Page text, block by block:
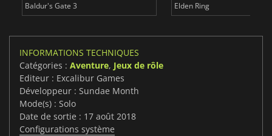
Baldur's Gate 3 Elden Ring
INFORMATIONS TECHNIQUES
Catégories : Aventure, Jeux de rôle
Editeur : Excalibur Games
Développeur : Sundae Month
Mode(s) : Solo
Date de sortie : 17 août 2018
Configurations système